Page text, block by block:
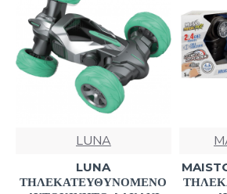
LUNA
LUNA
ΤΗΛΕΚΑΤΕΥΘΥΝΟΜΕΝΟ